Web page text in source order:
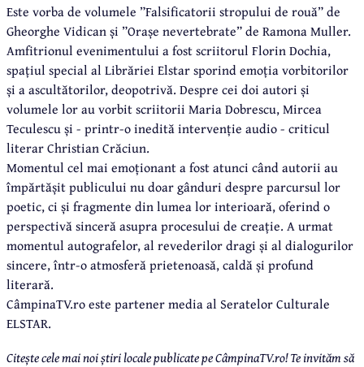
Este vorba de volumele ”Falsificatorii stropului de rouă” de
Gheorghe Vidican și ”Orașe nevertebrate” de Ramona Muller.
Amfitrionul evenimentului a fost scriitorul Florin Dochia,
spațiul special al Librăriei Elstar sporind emoția vorbitorilor
și a ascultătorilor, deopotrivă. Despre cei doi autori și
volumele lor au vorbit scriitorii Maria Dobrescu, Mircea
Teculescu și - printr-o inedită intervenție audio - criticul
literar Christian Crăciun.
Momentul cel mai emoționant a fost atunci când autorii au
împărtășit publicului nu doar gânduri despre parcursul lor
poetic, ci și fragmente din lumea lor interioară, oferind o
perspectivă sinceră asupra procesului de creație. A urmat
momentul autografelor, al revederilor dragi și al dialogurilor
sincere, într-o atmosferă prietenoasă, caldă și profund
literară.
CâmpinaTV.ro este partener media al Seratelor Culturale
ELSTAR.
Citește cele mai noi știri locale publicate pe CâmpinaTV.ro! Te invităm să